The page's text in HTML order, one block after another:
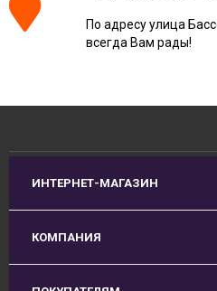
По адресу улица
всегда Вам рады!
ИНТЕРНЕТ-МАГАЗИН
КОМПАНИЯ